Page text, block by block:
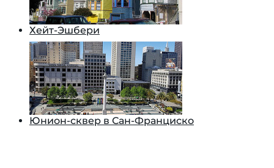
Хейт-Эшбери
Юнион-сквер в Сан-Франциско